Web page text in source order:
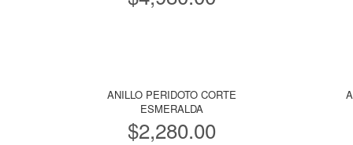
ANILLO PERIDOTO CORTE
ESMERALDA
$2,280.00